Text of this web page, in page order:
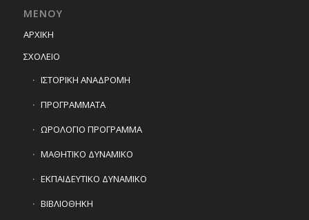
ΜΕΝΟΥ
ΑΡΧΙΚΗ
ΣΧΟΛΕΙΟ
ΙΣΤΟΡΙΚΗ ΑΝΑΔΡΟΜΗ
ΠΡΟΓΡΑΜΜΑΤΑ
ΩΡΟΛΟΓΙΟ ΠΡΟΓΡΑΜΜΑ
ΜΑΘΗΤΙΚΟ ΔΥΝΑΜΙΚΟ
ΕΚΠΑΙΔΕΥΤΙΚΟ ΔΥΝΑΜΙΚΟ
ΒΙΒΛΙΟΘΗΚΗ